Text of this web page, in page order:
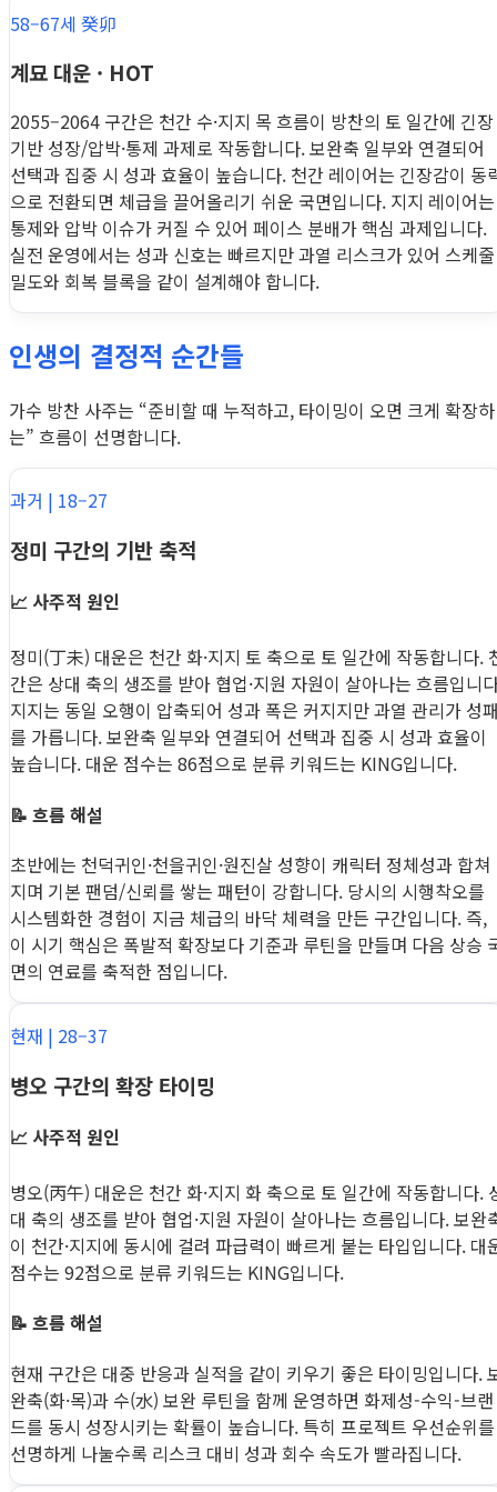
58–67세 癸卯
계묘 대운 · HOT
2055–2064 구간은 천간 수·지지 목 흐름이 방찬의 토 일간에 긴장
기반 성장/압박·통제 과제로 작동합니다. 보완축 일부와 연결되어
선택과 집중 시 성과 효율이 높습니다. 천간 레이어는 긴장감이 동
으로 전환되면 체급을 끌어올리기 쉬운 국면입니다. 지지 레이어는
통제와 압박 이슈가 커질 수 있어 페이스 분배가 핵심 과제입니다.
실전 운영에서는 성과 신호는 빠르지만 과열 리스크가 있어 스케줄
밀도와 회복 블록을 같이 설계해야 합니다.
인생의 결정적 순간들
가수 방찬 사주는 “준비할 때 누적하고, 타이밍이 오면 크게 확장하
는” 흐름이 선명합니다.
과거 | 18–27
정미 구간의 기반 축적
📈 사주적 원인
정미(丁未) 대운은 천간 화·지지 토 축으로 토 일간에 작동합니다.
간은 상대 축의 생조를 받아 협업·지원 자원이 살아나는 흐름입니
지지는 동일 오행이 압축되어 성과 폭은 커지지만 과열 관리가 성
를 가릅니다. 보완축 일부와 연결되어 선택과 집중 시 성과 효율이
높습니다. 대운 점수는 86점으로 분류 키워드는 KING입니다.
📝 흐름 해설
초반에는 천덕귀인·천을귀인·원진살 성향이 캐릭터 정체성과 합쳐
지며 기본 팬덤/신뢰를 쌓는 패턴이 강합니다. 당시의 시행착오를
시스템화한 경험이 지금 체급의 바닥 체력을 만든 구간입니다. 즉,
이 시기 핵심은 폭발적 확장보다 기준과 루틴을 만들며 다음 상승
면의 연료를 축적한 점입니다.
현재 | 28–37
병오 구간의 확장 타이밍
📈 사주적 원인
병오(丙午) 대운은 천간 화·지지 화 축으로 토 일간에 작동합니다.
대 축의 생조를 받아 협업·지원 자원이 살아나는 흐름입니다. 보완
이 천간·지지에 동시에 걸려 파급력이 빠르게 붙는 타입입니다. 대
점수는 92점으로 분류 키워드는 KING입니다.
📝 흐름 해설
현재 구간은 대중 반응과 실적을 같이 키우기 좋은 타이밍입니다.
완축(화·목)과 수(水) 보완 루틴을 함께 운영하면 화제성-수익-브랜
드를 동시 성장시키는 확률이 높습니다. 특히 프로젝트 우선순위를
선명하게 나눌수록 리스크 대비 성과 회수 속도가 빨라집니다.